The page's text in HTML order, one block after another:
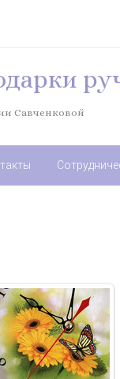
Савченковой
29.09.2017
зерен ручной
работы
from_korolev